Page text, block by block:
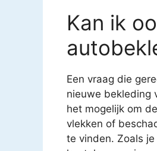
Kan ik
Een vraag die
nieuwe bekleding
het mogelijk om
vlekken of
te vinden. Zoals